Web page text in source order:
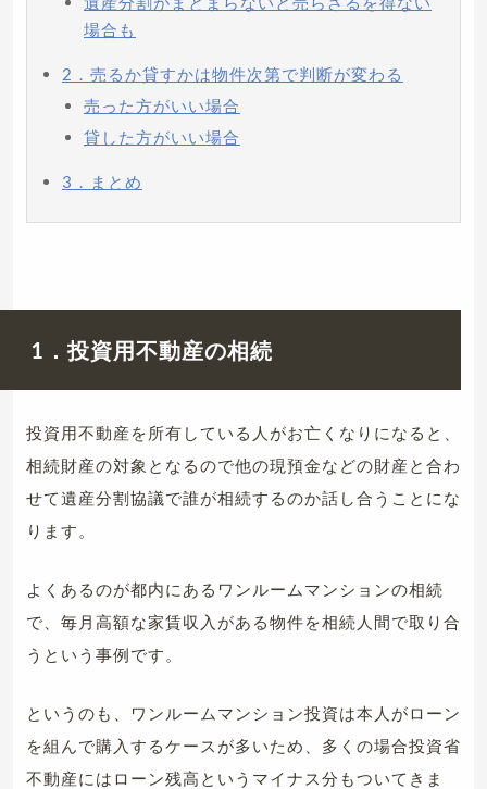
場合も
2．売るか貸すかは物件次第で判断が変わる
売った方がいい場合
貸した方がいい場合
3．まとめ
1．投資用不動産の相続
投資用不動産を所有している人がお亡くなりになると、
相続財産の対象となるので他の現預金などの財産と合わ
せて遺産分割協議で誰が相続するのか話し合うことにな
ります。
よくあるのが都内にあるワンルームマンションの相続
で、毎月高額な家賃収入がある物件を相続人間で取り合
うという事例です。
というのも、ワンルームマンション投資は本人がローン
を組んで購入するケースが多いため、多くの場合投資省
不動産にはローン残高というマイナス分もついてきま